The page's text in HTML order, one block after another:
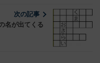
次の記事
名が出てくる